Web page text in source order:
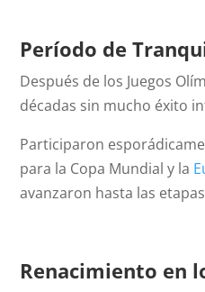
Período de
Después de los Juegos
décadas sin mucho éxito
Participaron
para la Copa Mundial y la
avanzaron hasta las
Renacimiento en